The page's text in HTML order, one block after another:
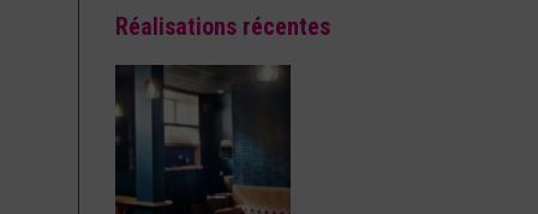
Réalisations récentes